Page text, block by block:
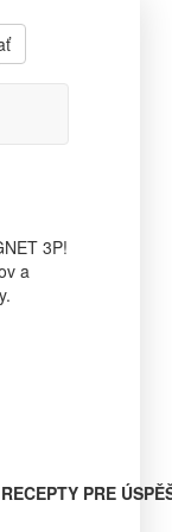
3P!
a
PRE